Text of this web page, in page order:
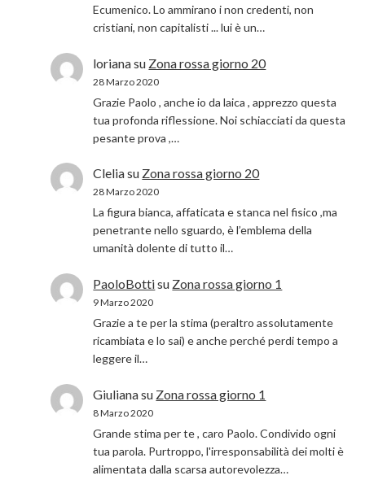
Ecumenico. Lo ammirano i non credenti, non
cristiani, non capitalisti ... lui è un…
lorianasu Zona rossa giorno 20
28 Marzo 2020
Grazie Paolo , anche io da laica , apprezzo questa
tua profonda riflessione. Noi schiacciati da questa
pesante prova ,…
Cleliasu Zona rossa giorno 20
28 Marzo 2020
La figura bianca, affaticata e stanca nel fisico ,ma
penetrante nello sguardo, è l’emblema della
umanità dolente di tutto il…
PaoloBottisu Zona rossa giorno 1
9 Marzo 2020
Grazie a te per la stima (peraltro assolutamente
ricambiata e lo sai) e anche perché perdi tempo a
leggere il…
Giulianasu Zona rossa giorno 1
8 Marzo 2020
Grande stima per te , caro Paolo. Condivido ogni
tua parola. Purtroppo, l'irresponsabilità dei molti è
alimentata dalla scarsa autorevolezza…